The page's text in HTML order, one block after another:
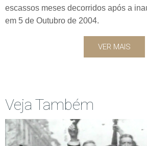
escassos meses decorridos após a
em 5 de Outubro de 2004.
VER MAIS
Veja Também